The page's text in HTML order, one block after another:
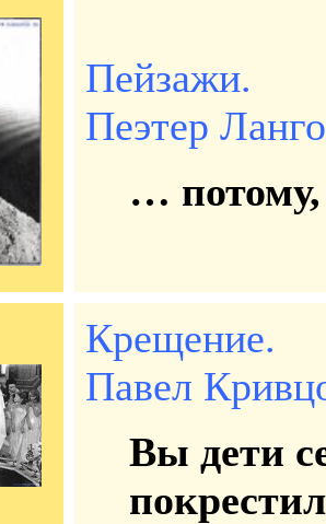
Пейзажи.
Пеэтер
… потому,
Крещение.
Павел
Вы дети